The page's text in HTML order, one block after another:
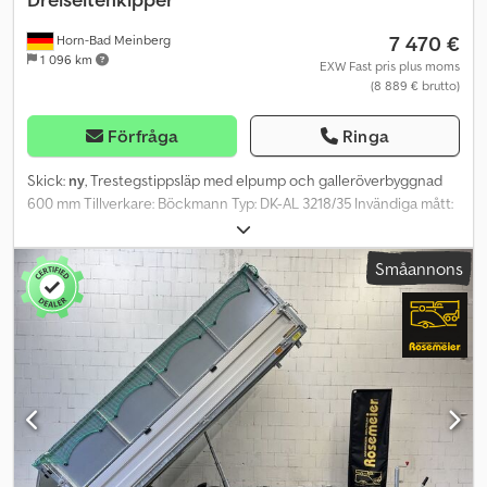
Horn-Bad Meinberg
1 096 km
7 470 €
EXW Fast pris plus moms
(8 889 € brutto)
Förfråga Ringa
Skick: ny, Trestegstippsläp med elpump och galleröverbyggnad
600 mm Tillverkare: Böckmann Typ: DK-AL 3218/35 Invändiga mått:
ca 3240 x 1800 x 950 mm (längd, bredd, höjd) Tillåten totalvikt:
3500 kg Egenvikt: ca 1118 kg Lastkapacitet: ca 1382 kg
(lastkapacitet kan variera beroende på utrustning och
konstruktion) Däck: 14 tum Elektrisk hydraulikpump med batteri
(12 V/88 Ah) och nödhandpump Lövgalleröverbyggnad, 3-sidigt
pendelbar, 600 mm Dodpfxoy I Eqdo Ab Hock Lastsäkringsnät
Automatiskt stödhjul Avtagbara stålstolpar Avtagbara sidoväggar
Pendellucka 4 stabila och klappria surrningsöglor Säkerhetsstöd
för fixering av tippflaket vid servicearbete Robusta vinkelspaklås
på sidovägg Bakre stänkskärmar av plast inklusive stänkskydd
Stabilt halkskyddsgolvsplan med galvaniserad stålplåt i botten för
hög punktbelastning 2 stora stoppklossar Positionsljus fram
Småannons